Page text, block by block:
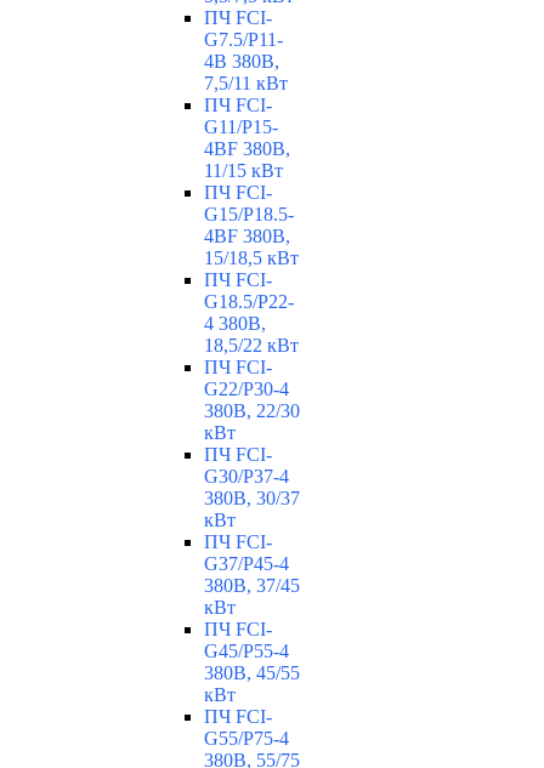
ПЧ FCI-
G7.5/P11-
4B 380В,
7,5/11 кВт
ПЧ FCI-
G11/P15-
4BF 380В,
11/15 кВт
ПЧ FCI-
G15/P18.5-
4BF 380В,
15/18,5 кВт
ПЧ FCI-
G18.5/P22-
4 380В,
18,5/22 кВт
ПЧ FCI-
G22/P30-4
380В, 22/30
кВт
ПЧ FCI-
G30/P37-4
380В, 30/37
кВт
ПЧ FCI-
G37/P45-4
380В, 37/45
кВт
ПЧ FCI-
G45/P55-4
380В, 45/55
кВт
ПЧ FCI-
G55/P75-4
380В, 55/75